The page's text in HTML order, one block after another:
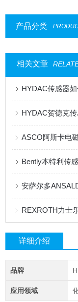
产品分类
相关文章
HYDAC传感器
HYDAC贺德克
ASCO阿斯卡电
REXROTH力士
详细介绍
品牌
应用领域